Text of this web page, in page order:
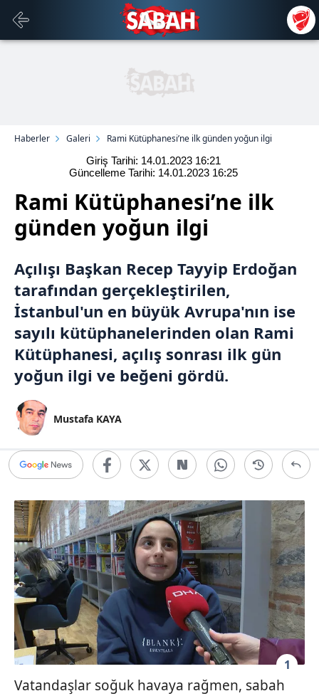
Haberler Galeri
Rami Kütüphanesi’ne ilk günden yoğun ilgi
Giriş Tarihi: 14.01.2023 16:21
Güncelleme Tarihi: 14.01.2023 16:25
Rami Kütüphanesi’ne ilk
günden yoğun ilgi
Açılışı Başkan Recep Tayyip Erdoğan
tarafından gerçekleştirilen,
İstanbul'un en büyük Avrupa'nın ise
sayılı kütüphanelerinden olan Rami
Kütüphanesi, açılış sonrası ilk gün
yoğun ilgi ve beğeni gördü.
Mustafa KAYA
1
Vatandaşlar soğuk havaya rağmen, sabah